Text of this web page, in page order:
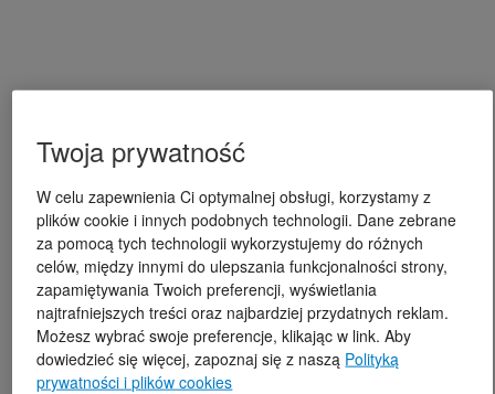
Twoja prywatność
W celu zapewnienia Ci optymalnej obsługi, korzystamy z
plików cookie i innych podobnych technologii. Dane zebrane
za pomocą tych technologii wykorzystujemy do różnych
celów, między innymi do ulepszania funkcjonalności strony,
zapamiętywania Twoich preferencji, wyświetlania
najtrafniejszych treści oraz najbardziej przydatnych reklam.
Możesz wybrać swoje preferencje, klikając w link. Aby
dowiedzieć się więcej, zapoznaj się z naszą Polityką
prywatności i plików cookies